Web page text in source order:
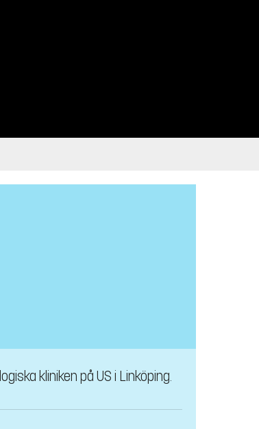
kliniken på US i Linköping.